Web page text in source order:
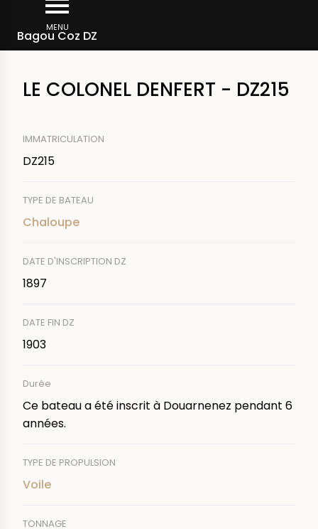
contenu
MENU
Bagou Coz DZ
d'Ariane
Rechercher un bateau
LE COLONEL DENFERT - DZ215
IMMATRICULATION
DZ215
TYPE DE BATEAU
Chaloupe
DATE D'INSCRIPTION DZ
1897
DATE FIN DZ
1903
Durée
Ce bateau a été inscrit à Douarnenez pendant 6
années.
TYPE DE PROPULSION
Voile
TONNAGE